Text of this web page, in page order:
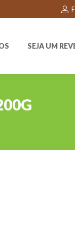
SEJA UM
SEJA UM